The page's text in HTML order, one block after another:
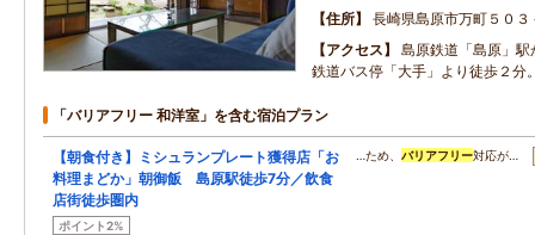
住所
長崎県島原市万町５０３
アクセス
島原鉄道「島原」
鉄道バス停「大手」より徒歩２分
「バリアフリー 和洋室」を含む宿泊プラン
【朝食付き】ミシュランプレート獲得店「お
料理まどか」朝御飯 島原駅徒歩7分／飲食
店街徒歩圏内
ポイント2%
…ため、 バリアフリー対応が…